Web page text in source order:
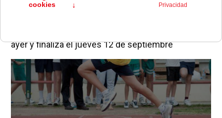
ayer y finaliza el jueves 12 de septiembre